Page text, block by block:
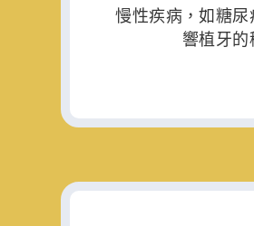
慢性疾病，如糖
響植牙的